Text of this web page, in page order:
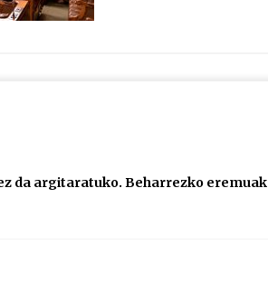
da argitaratuko. Beharrezko eremuak